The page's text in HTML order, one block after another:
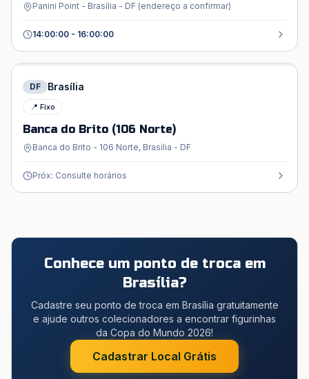
Panini Point - Brasília - DF (endereço a confirmar)
14:00:00 - 16:00:00
DF Brasília
📍 Fixo
Banca do Brito (106 Norte)
Banca do Brito - 106 Norte, Brasília - DF
Próx: Consulte horários
Conhece um ponto de troca em
Brasília?
Cadastre seu ponto de troca em Brasília gratuitamente
e ajude outros colecionadores a encontrar figurinhas
da Copa do Mundo 2026!
Cadastrar Local Grátis